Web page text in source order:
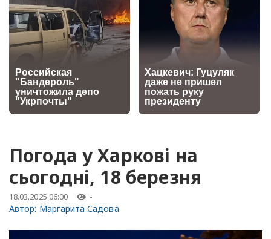
Погода у Харкові на
сьогодні, 18 березня
18.03.2025 06:00 -
Автор: Маргарита Садова